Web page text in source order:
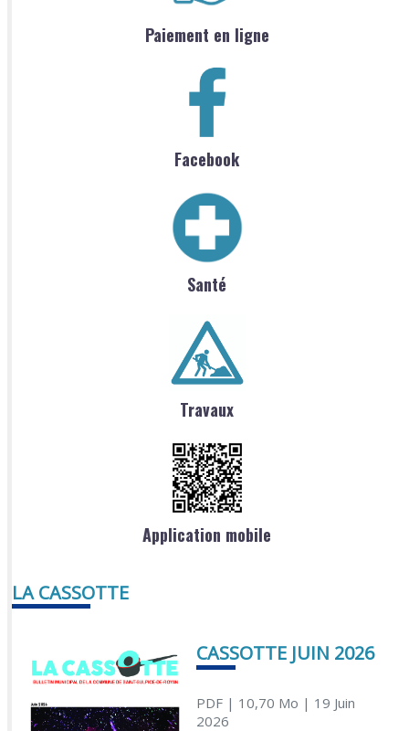
Paiement en ligne
Facebook
Santé
Travaux
Application mobile
LA CASSOTTE
CASSOTTE JUIN 2026
PDF| 10,70 Mo | 19 Juin
2026